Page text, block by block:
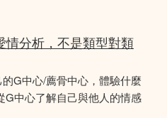
情分析，不是類型對類
G中心/薦骨中心，體驗什麼
G中心了解自己與他人的情感